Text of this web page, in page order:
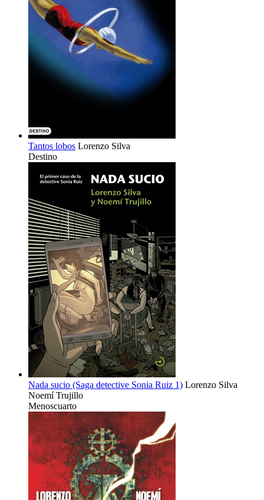
Tantos lobos Lorenzo Silva
Destino
Nada sucio (Saga detective Sonia Ruiz 1) Lorenzo Silva
Noemí Trujillo
Menoscuarto